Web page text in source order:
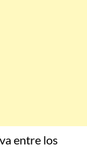
entre los